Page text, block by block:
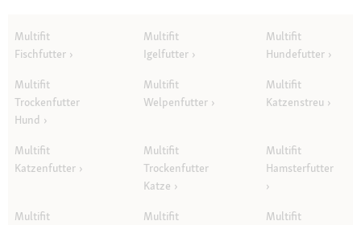
Multifit
Fischfutter
Multifit
Igelfutter
Multifit
Hundefutter
Multifit
Trockenfutter
Hund
Multifit
Welpenfutter
Multifit
Katzenstreu
Multifit
Katzenfutter
Multifit
Trockenfutter
Katze
Multifit
Hamsterfutter
Multifit
Multifit
Multifit